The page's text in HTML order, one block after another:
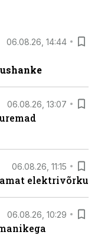
06.08.26, 14:44
06.08.26, 13:07
06.08.26, 11:15
elektrivõrku
06.08.26, 10:29